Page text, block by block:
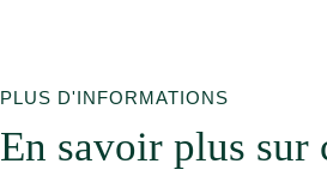
PLUS D'INFORMATIONS
En savoir plus sur